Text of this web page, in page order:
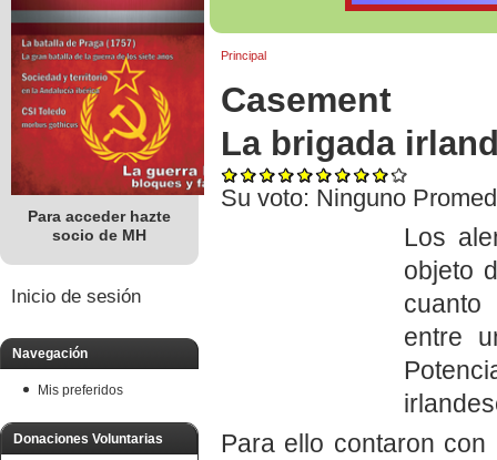
Para acceder hazte
socio de MH
Inicio de sesión
Navegación
Mis preferidos
Donaciones Voluntarias
Principal
Casement
La brigada
Su voto: Ninguno
Los
objeto
cuanto
entre
Para ello contaron